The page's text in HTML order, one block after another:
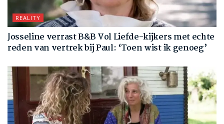
REALITY
Josseline verrast B&B Vol Liefde-kijkers met echte
reden van vertrek bij Paul: ‘Toen wist ik genoeg’